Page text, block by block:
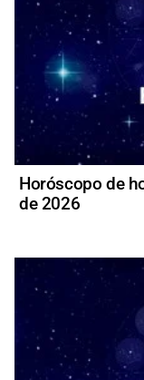
Horóscopo de
de 2026